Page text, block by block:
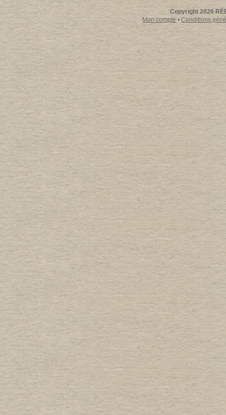
Copyright 2026
Mon compte •Conditions